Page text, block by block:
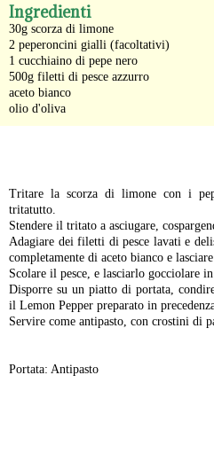
Ingredienti
30g scorza di limone
2 peperoncini gialli (facoltativi)
1 cucchiaino di pepe nero
500g filetti di pesce azzurro
aceto bianco
olio d'oliva
Tritare la scorza di limone con i
tritatutto.
Stendere il tritato a asciugare,
Adagiare dei filetti di pesce lavati e
completamente di aceto bianco e
Scolare il pesce, e lasciarlo gocciolare
Disporre su un piatto di portata,
il Lemon Pepper preparato in
Servire come antipasto, con crostini di
Portata: Antipasto